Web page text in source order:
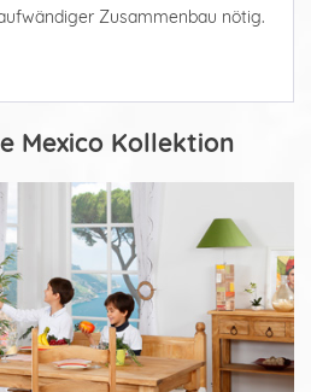
Zusammenbau nötig.
Mexico Kollektion